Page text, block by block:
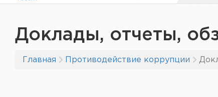
Доклады, отчеты,
Главная Противодействие коррупции